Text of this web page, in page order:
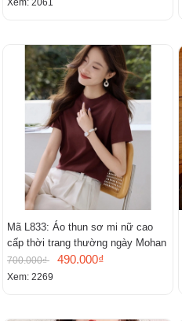
Mã L833: Áo thun sơ mi nữ cao
cấp thời trang thường ngày Mohan
700.000₫ 490.000₫
Xem: 2269